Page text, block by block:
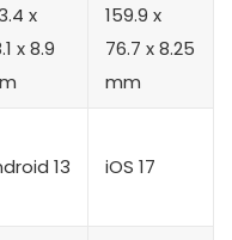
x
x 8.9
159.9 x
76.7 x 8.25
mm
13 iOS 17